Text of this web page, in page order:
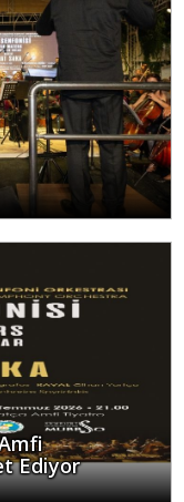
Ediyor